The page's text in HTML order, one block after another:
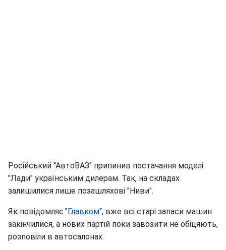
Російський "АвтоВАЗ" припинив постачання моделі
"Лади" українським дилерам. Так, на складах
залишилися лише позашляхові "Ниви".
Як повідомляє "Главком", вже всі старі запаси машин
закінчилися, а нових партій поки завозити не обіцяють,
розповіли в автосалонах.